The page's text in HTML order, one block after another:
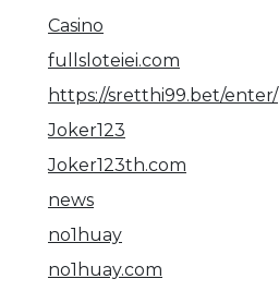
Casino
fullsloteiei.com
https://sretthi99.bet/enter/
Joker123
Joker123th.com
news
no1huay
no1huay.com